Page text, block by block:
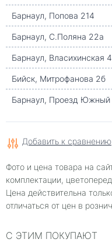
Барнаул, Попова 214
Барнаул, С.Поляна 22а
Барнаул, Власихинская
Бийск, Митрофанова 2б
Барнаул, Проезд Южный
Добавить к сравнению
Фото и цена товара на
комплектации,
Цена действительна
отличаться от цен в
С ЭТИМ ПОКУПАЮТ